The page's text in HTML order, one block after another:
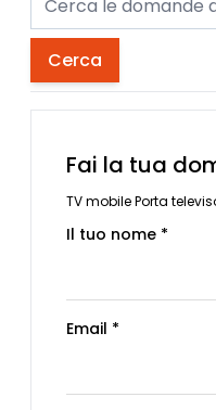
Cerca
Fai la tua
TV mobile Porta
Il tuo nome *
Email *